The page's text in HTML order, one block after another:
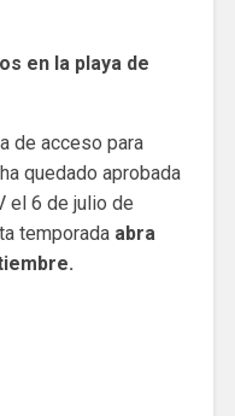
en la playa de
de acceso para
quedado aprobada
el 6 de julio de
temporada abra